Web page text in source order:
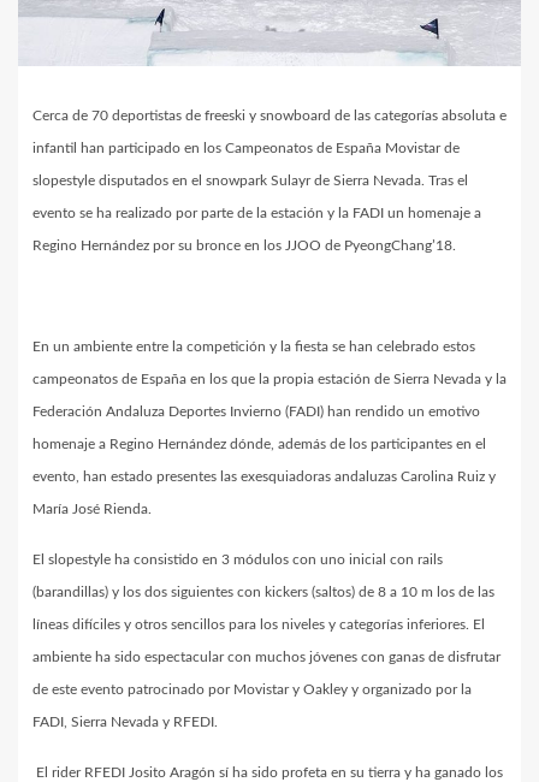
Cerca de 70 deportistas de freeski y snowboard de las categorías absoluta e
infantil han participado en los Campeonatos de España Movistar de
slopestyle disputados en el snowpark Sulayr de Sierra Nevada. Tras el
evento se ha realizado por parte de la estación y la FADI un homenaje a
Regino Hernández por su bronce en los JJOO de PyeongChang’18.
En un ambiente entre la competición y la fiesta se han celebrado estos
campeonatos de España en los que la propia estación de Sierra Nevada y la
Federación Andaluza Deportes Invierno (FADI) han rendido un emotivo
homenaje a Regino Hernández dónde, además de los participantes en el
evento, han estado presentes las exesquiadoras andaluzas Carolina Ruiz y
María José Rienda.
El slopestyle ha consistido en 3 módulos con uno inicial con rails
(barandillas) y los dos siguientes con kickers (saltos) de 8 a 10 m los de las
líneas difíciles y otros sencillos para los niveles y categorías inferiores. El
ambiente ha sido espectacular con muchos jóvenes con ganas de disfrutar
de este evento patrocinado por Movistar y Oakley y organizado por la
FADI, Sierra Nevada y RFEDI.
El rider RFEDI Josito Aragón sí ha sido profeta en su tierra y ha ganado los